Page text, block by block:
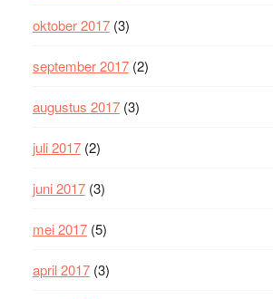
oktober 2017(3)
september 2017(2)
augustus 2017(3)
juli 2017(2)
juni 2017(3)
mei 2017(5)
april 2017(3)